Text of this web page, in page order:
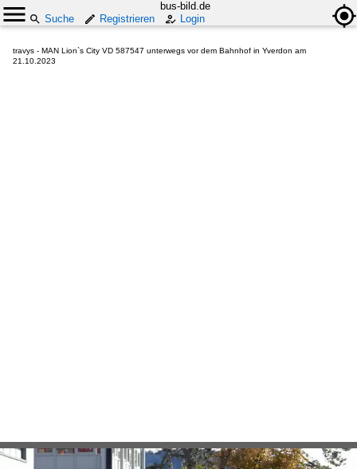
bus-bild.de
Suche
Registrieren Login
travys - MAN Lion`s City VD 587547 unterwegs vor dem Bahnhof in Yverdon am
21.10.2023